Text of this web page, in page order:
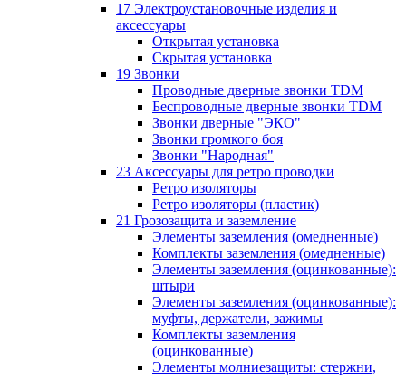
17 Электроустановочные изделия и
аксессуары
Открытая установка
Скрытая установка
19 Звонки
Проводные дверные звонки TDM
Беспроводные дверные звонки TDM
Звонки дверные "ЭКО"
Звонки громкого боя
Звонки "Народная"
23 Аксессуары для ретро проводки
Ретро изоляторы
Ретро изоляторы (пластик)
21 Грозозащита и заземление
Элементы заземления (омедненные)
Комплекты заземления (омедненные)
Элементы заземления (оцинкованные):
штыри
Элементы заземления (оцинкованные):
муфты, держатели, зажимы
Комплекты заземления
(оцинкованные)
Элементы молниезащиты: стержни,